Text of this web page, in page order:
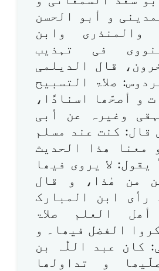
و أبو الحسن
والمنذری وابن
فی تہذیب
قال الدیلمی
صلاۃ التسبیح
و أصحّھا اسنادًا،
وغیرہ عن أبی
قال: کنت عند مسلم
معنا ھذا الحدیث
یقول: لا یروی فیھا
من ھٰذا، و قال
رأی ابن المبارک
العلم صلاۃ
الفضل فیھا۔ و
کان عبد اللّٰہ بن
و تداولھا